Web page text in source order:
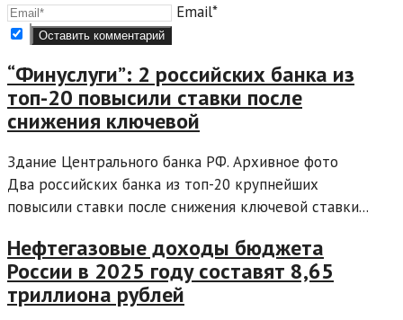
Email*
“Финуслуги”: 2 российских банка из
топ-20 повысили ставки после
снижения ключевой
Здание Центрального банка РФ. Архивное фото
Два российских банка из топ-20 крупнейших
повысили ставки после снижения ключевой ставки...
Нефтегазовые доходы бюджета
России в 2025 году составят 8,65
триллиона рублей